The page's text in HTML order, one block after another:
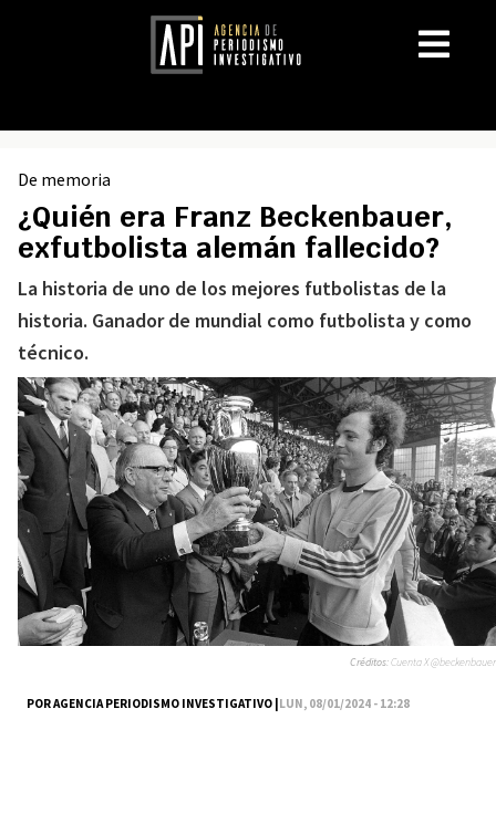
De memoria
¿Quién era Franz Beckenbauer,
exfutbolista alemán fallecido?
La historia de uno de los mejores futbolistas de la
historia. Ganador de mundial como futbolista y como
técnico.
POR AGENCIA PERIODISMO INVESTIGATIVO |LUN, 08/01/2024 - 12:28
Créditos:Cuenta X @beckenbauer